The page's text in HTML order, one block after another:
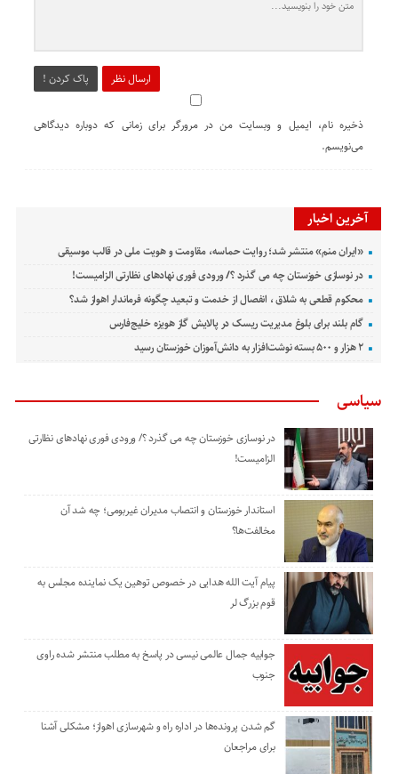
ارسال نظر پاک کردن !
ذخیره نام، ایمیل و وبسایت من در مرورگر برای زمانی که دوباره دیدگاهی
می‌نویسم.
آخرین اخبار
«ایران منم» منتشر شد؛ روایت حماسه، مقاومت و هویت ملی در قالب موسیقی
در نوسازی خوزستان چه می گذرد ؟/ ورودی فوری نهادهای نظارتی الزامیست!
محکوم قطعی به شلاق ، انفصال از خدمت و تبعید چگونه فرماندار اهواز شد؟
گام بلند برای بلوغ مدیریت ریسک در پالایش گاز هویزه خلیج‌فارس
۲ هزار و ۵۰۰ بسته نوشت‌افزار به دانش‌آموزان خوزستان رسید
سیاسی
در نوسازی خوزستان چه می گذرد ؟/ ورودی فوری نهادهای نظارتی
الزامیست!
استاندار خوزستان و انتصاب مدیران غیربومی؛ چه شد آن
مخالفت‌ها؟
پیام آیت الله هدایی در خصوص توهین یک نماینده مجلس به
قوم بزرگ لر
جوابیه جمال عالمی نیسی در پاسخ به مطلب منتشر شده راوی
جنوب
گم شدن پرونده‌ها در اداره راه و شهرسازی اهواز؛ مشکلی آشنا
برای مراجعان